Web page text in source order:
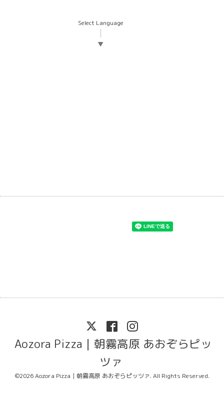
Select Language
▼
Aozora Pizza｜朝霧高原 あおぞらピッ
ツァ
©2026Aozora Pizza｜朝霧高原 あおぞらピッツァ. All Rights Reserved.